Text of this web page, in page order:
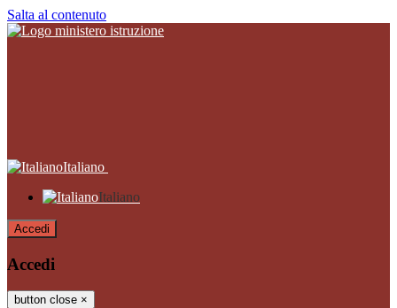
Salta al contenuto
Italiano
Italiano
Accedi
Accedi
button close ×